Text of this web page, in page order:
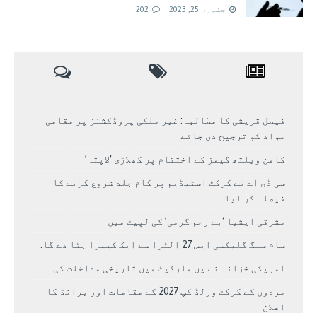
جنوری 25, 2023 202
فیصل قریشی کا مطالبہ: غیر ملکی پروڈکشنز پر مقامی
مواد کو ترجیح دی جائے
کامن ویلتھ گیمز کے اختتام پر کھلاڑی ‘لاپتہ’
سی ڈی اے نے کرکٹ اسٹیڈیم پر کام جلد شروع کرنے کا
فیصلہ کر لیا
مشرقی ایشیا ‘بے رحم گرمی’ کی لپیٹ میں
سام سنگ گلیکسی ایس 27 الٹرا سے ایک کیمرا ہٹا دے گا.
امریکی خزانہ نے ین مارکیٹ میں تاریخی مداخلت کی
مردوں کے کرکٹ ورلڈ کپ 2027 کے مقامات اور برانڈ کا
اعلان